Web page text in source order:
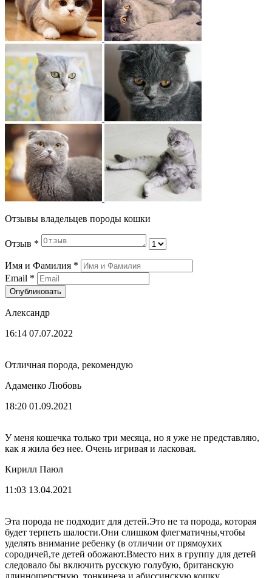
Отзывы владельцев породы кошки
Отзыв *
Имя и Фамилия *
Email *
Опубликовать
Александр
16:14 07.07.2022
Отличная порода, рекомендую
Адаменко Любовь
18:20 01.09.2021
У меня кошечка только три месяца, но я уже не представляю,
как я жила без нее. Очень игривая и ласковая.
Кирилл Паюл
11:03 13.04.2021
Эта порода не подходит для детей.Это не та порода, которая
будет терпеть шалости.Они слишком флегматичны,чтобы
уделять внимание ребенку (в отличии от прямоухих
сородичей,те детей обожают.Вместо них в группу для детей
следовало бы включить русскую голубую, британскую